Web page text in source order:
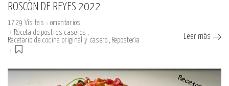
ROSCÓN DE REYES 2022
1729 Visitas
omentarios
Receta de postres caseros
Recetario de cocina original y casero
Repostería Leer más